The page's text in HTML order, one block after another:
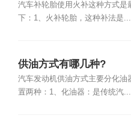
汽车补轮胎使用火补这种方式是
下：1、火补轮胎，这种补法是...
供油方式有哪几种?
汽车发动机供油方式主要分化油
置两种：1、化油器：是传统汽...